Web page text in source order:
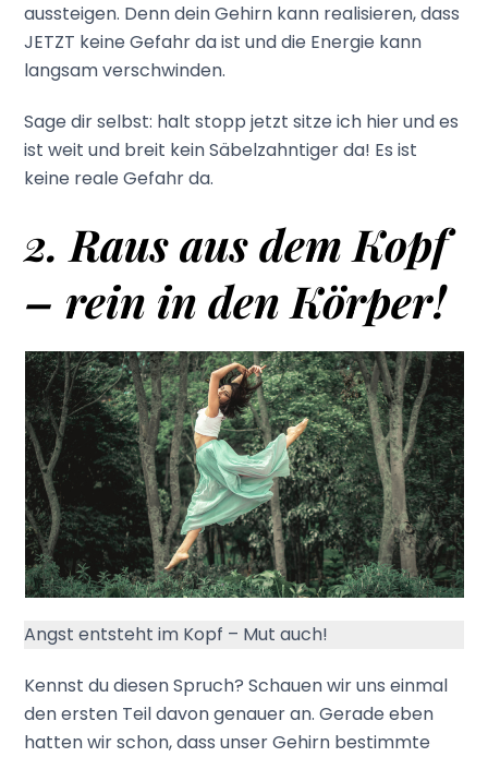
aussteigen. Denn dein Gehirn kann realisieren, dass
JETZT keine Gefahr da ist und die Energie kann
langsam verschwinden.
Sage dir selbst: halt stopp jetzt sitze ich hier und es
ist weit und breit kein Säbelzahntiger da! Es ist
keine reale Gefahr da.
2. Raus aus dem Kopf
– rein in den Körper!
Angst entsteht im Kopf – Mut auch!
Kennst du diesen Spruch? Schauen wir uns einmal
den ersten Teil davon genauer an. Gerade eben
hatten wir schon, dass unser Gehirn bestimmte